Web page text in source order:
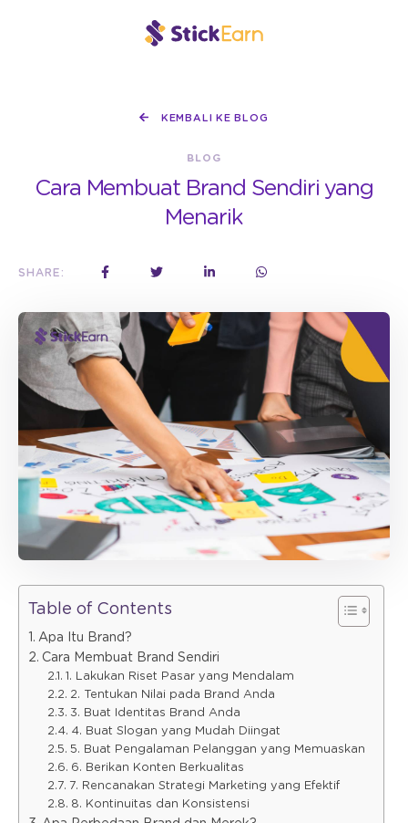
KEMBALI KE BLOG
BLOG
Cara Membuat Brand Sendiri yang
Menarik
SHARE:
Table of Contents
Apa Itu Brand?
Cara Membuat Brand Sendiri
1. Lakukan Riset Pasar yang Mendalam
2. Tentukan Nilai pada Brand Anda
3. Buat Identitas Brand Anda
4. Buat Slogan yang Mudah Diingat
5. Buat Pengalaman Pelanggan yang Memuaskan
6. Berikan Konten Berkualitas
7. Rencanakan Strategi Marketing yang Efektif
8. Kontinuitas dan Konsistensi